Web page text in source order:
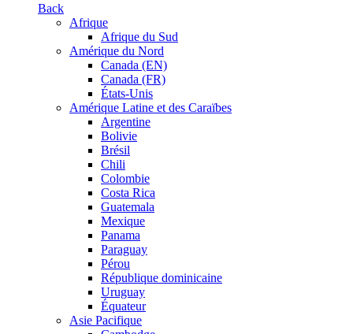
Back
Afrique
Afrique du Sud
Amérique du Nord
Canada (EN)
Canada (FR)
États-Unis
Amérique Latine et des Caraïbes
Argentine
Bolivie
Brésil
Chili
Colombie
Costa Rica
Guatemala
Mexique
Panama
Paraguay
Pérou
République dominicaine
Uruguay
Équateur
Asie Pacifique